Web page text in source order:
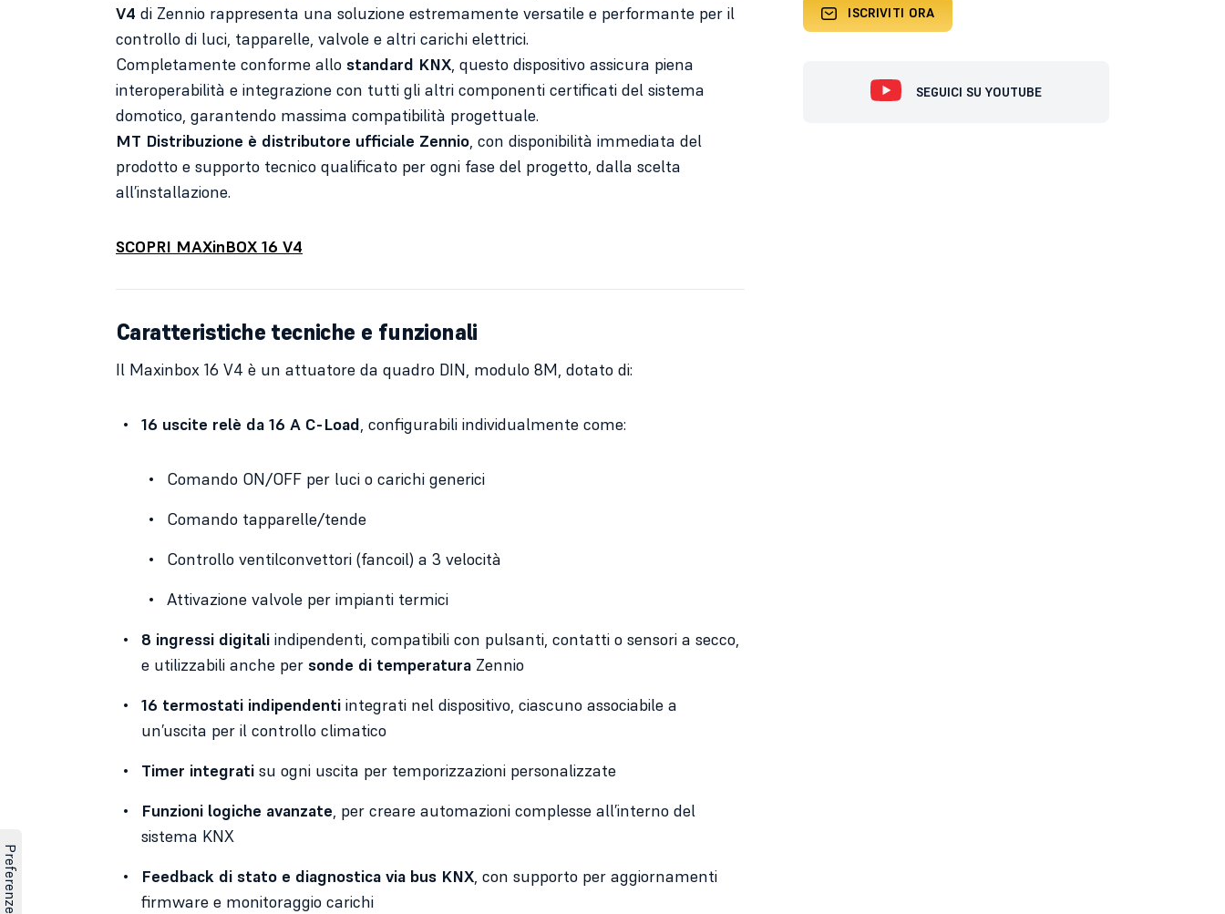
V4 di Zennio rappresenta una soluzione estremamente versatile e performante per il
controllo di luci, tapparelle, valvole e altri carichi elettrici.
Completamente conforme allo standard KNX, questo dispositivo assicura piena
interoperabilità e integrazione con tutti gli altri componenti certificati del sistema
domotico, garantendo massima compatibilità progettuale.
MT Distribuzione è distributore ufficiale Zennio, con disponibilità immediata del
prodotto e supporto tecnico qualificato per ogni fase del progetto, dalla scelta
all’installazione.
SCOPRI MAXinBOX 16 V4
Caratteristiche tecniche e funzionali
Il Maxinbox 16 V4 è un attuatore da quadro DIN, modulo 8M, dotato di:
16 uscite relè da 16 A C-Load, configurabili individualmente come:
Comando ON/OFF per luci o carichi generici
Comando tapparelle/tende
Controllo ventilconvettori (fancoil) a 3 velocità
Attivazione valvole per impianti termici
8 ingressi digitali indipendenti, compatibili con pulsanti, contatti o sensori a secco,
e utilizzabili anche per sonde di temperatura Zennio
16 termostati indipendenti integrati nel dispositivo, ciascuno associabile a
un’uscita per il controllo climatico
Timer integrati su ogni uscita per temporizzazioni personalizzate
Funzioni logiche avanzate, per creare automazioni complesse all’interno del
sistema KNX
Feedback di stato e diagnostica via bus KNX, con supporto per aggiornamenti
firmware e monitoraggio carichi
ISCRIVITI ORA
SEGUICI SU YOUTUBE